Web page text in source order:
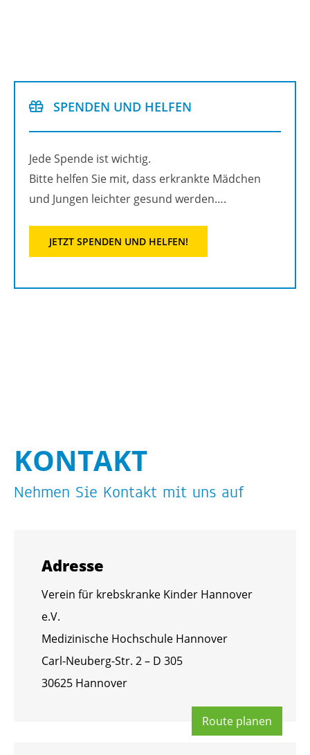
SPEN­DEN UND HEL­FEN
Jede Spen­de ist wich­tig.
Bitte hel­fen Sie mit, dass er­krank­te Mäd­chen
und Jun­gen leich­ter ge­sund wer­den….
JETZT SPEN­DEN UND HEL­FEN!
KON­TAKT
Neh­men Sie Kon­takt mit uns auf
Adres­se
Ver­ein für krebs­kran­ke Kin­der Han­no­ver
e.V.
Me­di­zi­ni­sche Hoch­schu­le Han­no­ver
Carl-Neu­berg-Str. 2 – D 305
30625 Han­no­ver
Route pla­nen